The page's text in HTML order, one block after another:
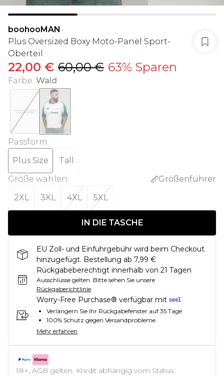
boohooMAN
Plus Oversized Boxy Moto-Panel Sport-
Oberteil
22,00 € 60,00 € 63% Sparen
Farbe: Wald
Passform:
Plus Size
Tall
Größe wählen:
Größenführer
2XL
3XL 4XL 5XL
IN DIE TASCHE
EU Zoll- und Einfuhrgebühr wird beim Checkout
hinzugefügt. Bestellung ab 7,99 €
Rückgabeberechtigt innerhalb von 21 Tagen
Ausschlüsse gelten. Bitte sehen Sie unsere
Rückgaberichtlinie
Worry-Free Purchase® verfügbar mit
Verlängern Sie Ihr Rückgabefenster auf 35 Tage
100% Schutz gegen Versandprobleme
Mehr erfahren
18+, AGB gelten. Kredit abhängig vom Status.